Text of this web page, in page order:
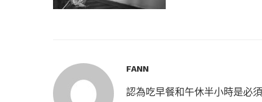
FANN
認為吃早餐和午休半小時是必